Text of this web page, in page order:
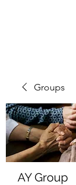
Groups
AY Group